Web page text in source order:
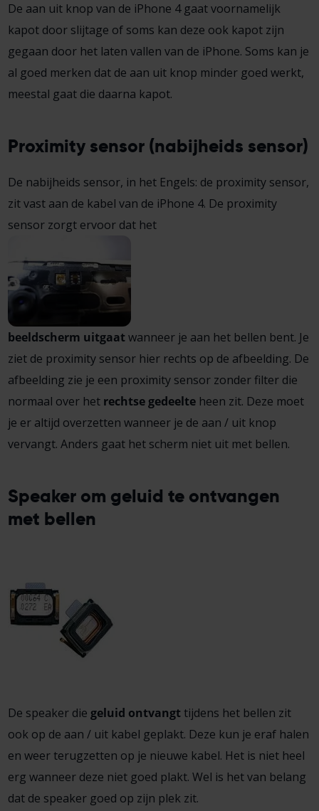
De aan uit knop van de iPhone 4 gaat voornamelijk
kapot door slijtage of soms kan deze ook kapot zijn
gegaan door het laten vallen van de iPhone. Soms kan je
al goed merken dat de aan uit knop minder goed werkt,
meestal gaat die daarna kapot.
Proximity sensor (nabijheids sensor)
De nabijheids sensor, in het Engels: de proximity sensor,
zit vast aan de kabel van de iPhone 4. De proximity
sensor zorgt ervoor dat het
beeldscherm uitgaatwanneer je aan het bellen bent. Je
ziet de proximity sensor hier rechts op de afbeelding. De
afbeelding zie je een proximity sensor zonder filter die
normaal over het rechtse gedeelteheen zit. Deze moet
je er altijd overzetten wanneer je de aan / uit knop
vervangt. Anders gaat het scherm niet uit met bellen.
Speaker om geluid te ontvangen
met bellen
De speaker die geluid ontvangttijdens het bellen zit
ook op de aan / uit kabel geplakt. Deze kun je eraf halen
en weer terugzetten op je nieuwe kabel. Het is niet heel
erg wanneer deze niet goed plakt. Wel is het van belang
dat de speaker goed op zijn plek zit.